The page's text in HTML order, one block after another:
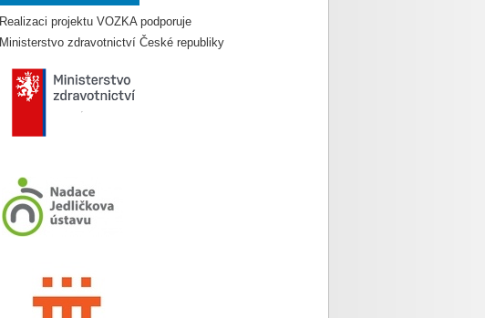
Realizaci projektu VOZKA podporuje
Ministerstvo zdravotnictví České republiky